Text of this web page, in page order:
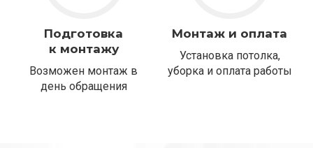
Подготовка
к монтажу
Возможен монтаж в
день обращения
Монтаж и оплата
Установка потолка,
уборка и оплата работы